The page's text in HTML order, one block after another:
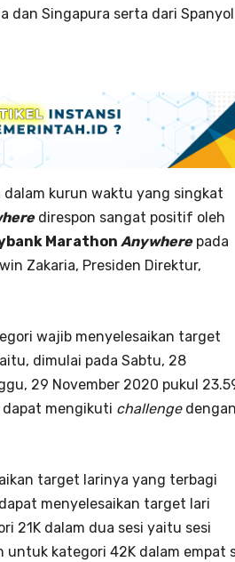
dan Singapura serta dari Spanyol
dalam kurun waktu yang singkat
direspon sangat positif oleh
Marathon Anywherepada
Zakaria, Presiden Direktur,
wajib menyelesaikan target
dimulai pada Sabtu, 28
29 November 2020 pukul
dapat mengikuti challengedengan
target larinya yang terbagi
menyelesaikan target lari
21K dalam dua sesi yaitu sesi
untuk kategori 42K dalam empat